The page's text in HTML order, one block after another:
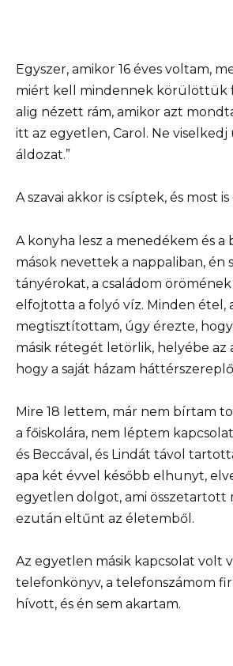
Egyszer, amikor 16 éves voltam,
miért kell mindennek körülöttük
alig nézett rám, amikor azt
itt az egyetlen, Carol. Ne
áldozat.”
A szavai akkor is csíptek, és most
A konyha lesz a menedékem és a
mások nevettek a nappaliban, én
tányérokat, a családom
elfojtotta a folyó víz. Minden étel,
megtisztítottam, úgy érezte,
másik rétegét letörlik, helyébe az
hogy a saját házam
Mire 18 lettem, már nem bírtam
a főiskolára, nem léptem
és Beccával, és Lindát távol
apa két évvel később elhunyt,
egyetlen dolgot, ami összetartott
ezután eltűnt az életemből.
Az egyetlen másik kapcsolat volt
telefonkönyv, a telefonszámom
hívott, és én sem akartam.